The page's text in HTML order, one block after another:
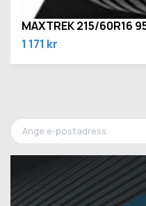
MAXTREK 215/60R16
1 171 kr